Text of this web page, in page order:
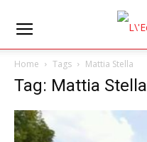
Home Tags Mattia Stella
Tag: Mattia Stella